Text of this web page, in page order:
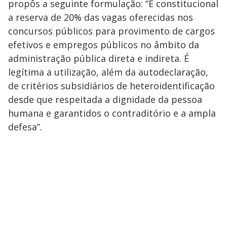
propôs a seguinte formulação: “É constitucional
a reserva de 20% das vagas oferecidas nos
concursos públicos para provimento de cargos
efetivos e empregos públicos no âmbito da
administração pública direta e indireta. É
legítima a utilização, além da autodeclaração,
de critérios subsidiários de heteroidentificação
desde que respeitada a dignidade da pessoa
humana e garantidos o contraditório e a ampla
defesa”.